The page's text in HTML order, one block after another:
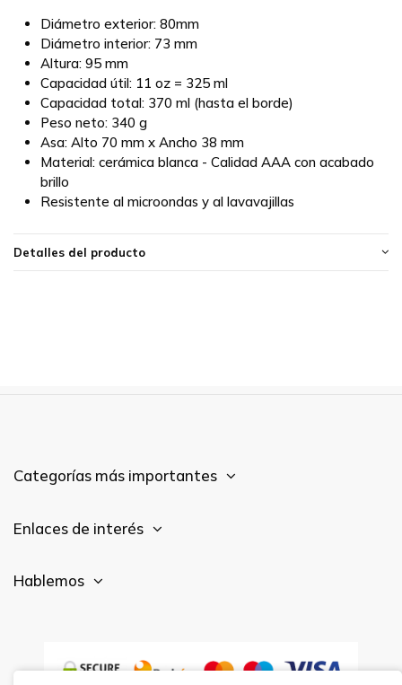
Diámetro exterior: 80mm
Diámetro interior: 73 mm
Altura: 95 mm
Capacidad útil: 11 oz = 325 ml
Capacidad total: 370 ml (hasta el borde)
Peso neto: 340 g
Asa: Alto 70 mm x Ancho 38 mm
Material: cerámica blanca - Calidad AAA con acabado
brillo
Resistente al microondas y al lavavajillas
Detalles del producto
Categorías más importantes
Enlaces de interés
Hablemos